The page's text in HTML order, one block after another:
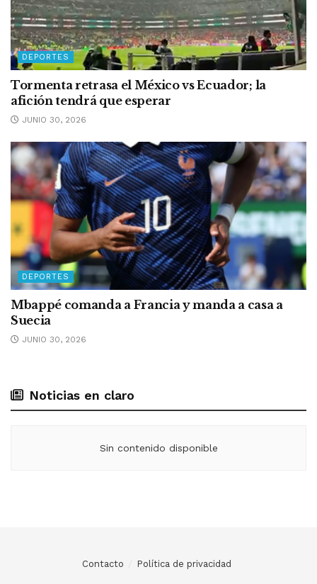
DEPORTES
Tormenta retrasa el México vs Ecuador; la
afición tendrá que esperar
JUNIO 30, 2026
DEPORTES
Mbappé comanda a Francia y manda a casa a
Suecia
JUNIO 30, 2026
Noticias en claro
Sin contenido disponible
Contacto Política de privacidad